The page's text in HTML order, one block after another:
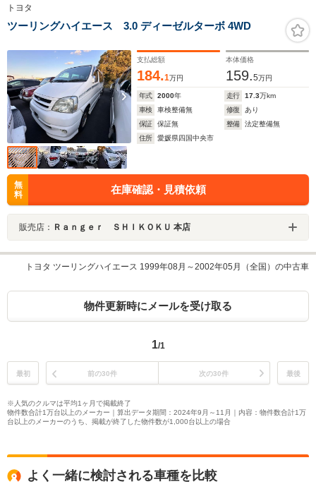
セグ バックカメラ
後席モニター スマー
ライブレコーダー 社
LED/Bluetooth接
続/ETC
トヨタ
ツーリングハイエース 3.0 ディーゼルターボ 4WD
支払総額
184.1万円
本体価格
159.5万円
年式 2000年 走行 17.3万km
車検
車検整備無 修復
あり
保証
保証無 整備
法定整備無
住所
愛媛県四国中央市
無
料
在庫確認・見積依頼
販売店： Ｒａｎｇｅｒ ＳＨＩＫＯＫＵ 本店
トヨタ ツーリングハイエース 1999年08月～2002年05月（全国）の中古車
物件更新時にメールを受け取る
1/1
最初 前の30件 次の30件 最後
※人気のクルマは平均1ヶ月で掲載終了
物件数合計1万台以上のメーカー｜算出データ期間：2024年9月～11月｜内容：物件数合計1万
台以上のメーカーのうち、掲載が終了した物件数が1,000台以上の場合
よく一緒に検討される車種を比較